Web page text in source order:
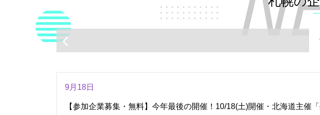
arrow_back_ios
9月18日
【参加企業募集・無料】今年最後の開催！10/18(土)開催・北海道主催